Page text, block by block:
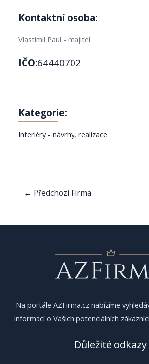
Kontaktní osoba:
Vlastimil Paul - majitel
IČO:64440702
Kategorie:
Interiéry - návrhy, realizace
Navigace
← Předchozí Firma
Na portále AZFirma.cz nabízíme
informací o Vašich potenciálních
Důležité odkazy